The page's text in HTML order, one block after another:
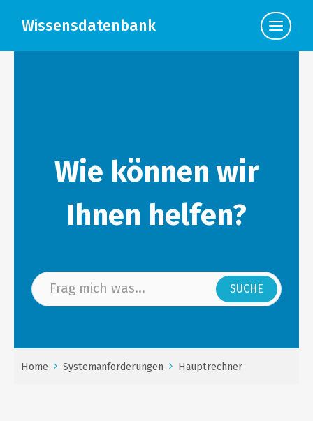
Wissensdatenbank
Klicke
hier,
um
Wie können wir
Ihnen helfen?
Home Systemanforderungen Hauptrechner